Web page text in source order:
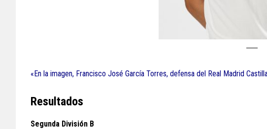
«En la imagen, Francisco José García Torres, defensa del Real Madrid
Resultados
Segunda División B